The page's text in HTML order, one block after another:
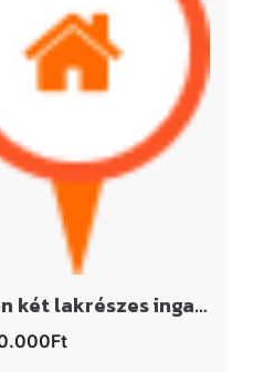
Gyálon két lakrészes ingatlan eladó